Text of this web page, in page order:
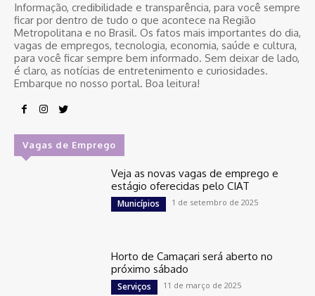
Informação, credibilidade e transparência, para você sempre
ficar por dentro de tudo o que acontece na Região
Metropolitana e no Brasil. Os fatos mais importantes do dia,
vagas de empregos, tecnologia, economia, saúde e cultura,
para você ficar sempre bem informado. Sem deixar de lado,
é claro, as notícias de entretenimento e curiosidades.
Embarque no nosso portal. Boa leitura!
Vagas de Emprego
Veja as novas vagas de emprego e
estágio oferecidas pelo CIAT
Municípios 1 de setembro de 2025
Horto de Camaçari será aberto no
próximo sábado
Serviços 11 de março de 2025